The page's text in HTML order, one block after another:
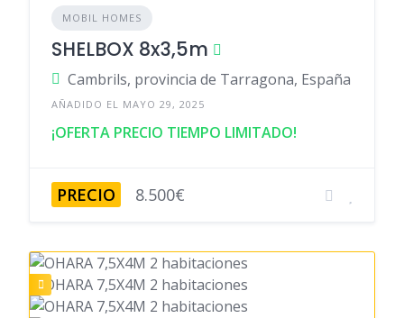
MOBIL HOMES
SHELBOX 8x3,5m
Cambrils, provincia de Tarragona, España
AÑADIDO EL MAYO 29, 2025
¡OFERTA PRECIO TIEMPO LIMITADO!
PRECIO 8.500€